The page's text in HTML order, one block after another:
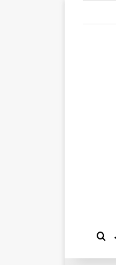
تيلقرام